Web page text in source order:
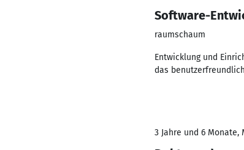
Software-
raumschaum
Entwicklung und
das
3 Jahre und 6 Monate,